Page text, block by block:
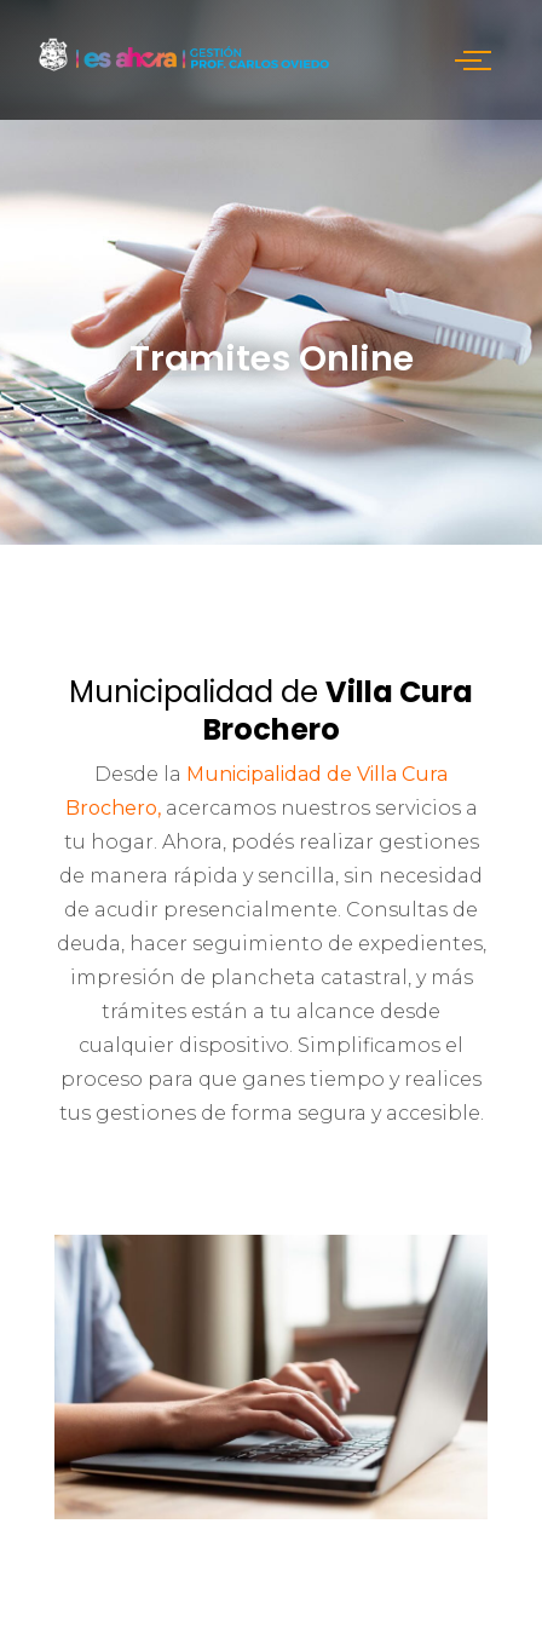
Tramites Online
Municipalidad de Villa Cura
Brochero
Desde la Municipalidad de Villa Cura
Brochero,acercamos nuestros servicios a
tu hogar. Ahora, podés realizar gestiones
de manera rápida y sencilla, sin necesidad
de acudir presencialmente. Consultas de
deuda, hacer seguimiento de expedientes,
impresión de plancheta catastral, y más
trámites están a tu alcance desde
cualquier dispositivo. Simplificamos el
proceso para que ganes tiempo y realices
tus gestiones de forma segura y accesible.